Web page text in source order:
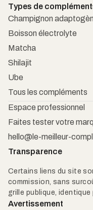
Types de
Champignon
Boisson électrolyte
Matcha
Shilajit
Ube
Tous les compléments
Espace professionnel
Faites tester votre
hello@le-meilleur-
Transparence
Certains liens du site
commission, sans
grille publique,
Avertissement